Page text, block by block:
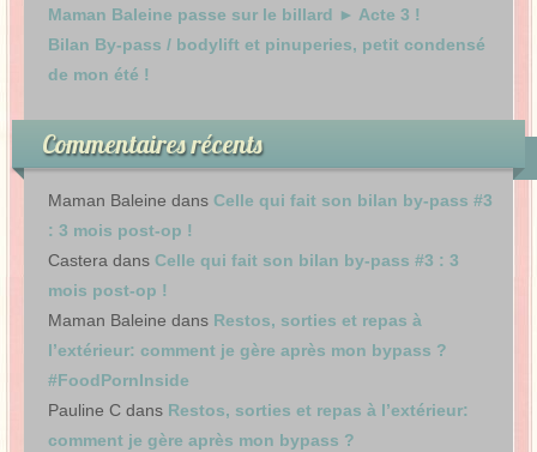
Maman Baleine passe sur le billard ► Acte 3 !
Bilan By-pass / bodylift et pinuperies, petit condensé
de mon été !
Commentaires récents
Maman Baleine dans Celle qui fait son bilan by-pass #3
: 3 mois post-op !
Castera dans Celle qui fait son bilan by-pass #3 : 3
mois post-op !
Maman Baleine dans Restos, sorties et repas à
l’extérieur: comment je gère après mon bypass ?
#FoodPornInside
Pauline C dans Restos, sorties et repas à l’extérieur:
comment je gère après mon bypass ?